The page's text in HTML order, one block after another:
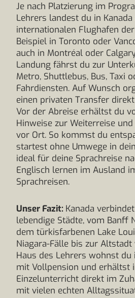
Je nach Platzierung im
Lehrers landest du in
internationalen Flughafen
Beispiel in Toronto oder
auch in Montréal oder
Landung fährst du zur
Metro, Shuttlebus, Bus, Taxi
Fahrdiensten. Auf Wunsch
einen privaten Transfer
Vor der Abreise erhältst du
Hinweise zur Weiterreise
vor Ort. So kommst du
startest ohne Umwege in
ideal für deine Sprachreise
Englisch lernen im Ausland
Sprachreisen.
Unser Fazit: Kanada
lebendige Städte, vom Banff
dem türkisfarbenen Lake
Niagara-Fälle bis zur Altstadt
Haus des Lehrers wohnst
mit Vollpension und erhältst
Einzelunterricht direkt im
mit vielen echten